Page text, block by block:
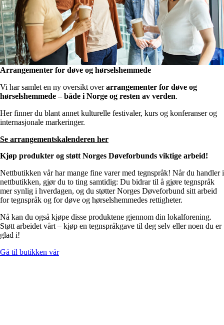
Arrangementer for døve og hørselshemmede
Vi har samlet en ny oversikt overarrangementer for døve og
hørselshemmede – både i Norge og resten av verden.
Her finner du blant annet kulturelle festivaler, kurs og konferanser og
internasjonale markeringer.
Se arrangementskalenderen her
Kjøp produkter og støtt Norges Døveforbunds viktige arbeid!
Nettbutikken vår har mange fine varer med tegnspråk! Når du handler i
nettbutikken, gjør du to ting samtidig: Du bidrar til å gjøre tegnspråk
mer synlig i hverdagen, og du støtter Norges Døveforbund sitt arbeid
for tegnspråk og for døve og hørselshemmedes rettigheter.
Nå kan du også kjøpe disse produktene gjennom din lokalforening.
Støtt arbeidet vårt – kjøp en tegnspråkgave til deg selv eller noen du er
glad i!
Gå til butikken vår